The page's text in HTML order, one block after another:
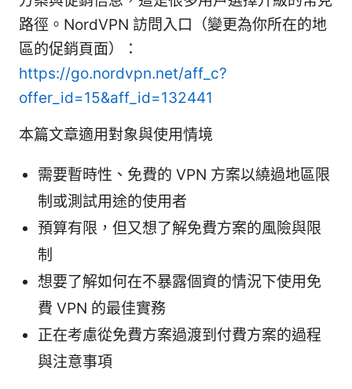
路徑。NordVPN 訪問入口（變更為你所在的地
區的促銷頁面）：
https://go.nordvpn.net/aff_c?
offer_id=15&aff_id=132441
本篇文章適用對象與使用情境
需要暫時性、免費的 VPN 方案以繞過地區限
制或測試用途的使用者
預算有限，但又想了解免費方案的風險與限
制
想要了解如何在不暴露個資的情況下使用免
費 VPN 的最佳實務
正在考慮從免費方案過渡到付費方案的過程
與注意事項